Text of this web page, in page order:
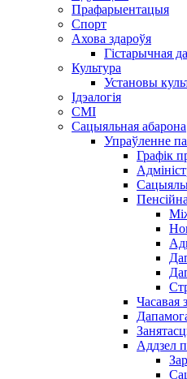
Прафарыентацыя
Спорт
Ахова здароўя
Гістарычная
Культура
Установы
Ідэалогія
СМІ
Сацыяльная абарона
Упраўленне
Графік
Часавая
Аддзел